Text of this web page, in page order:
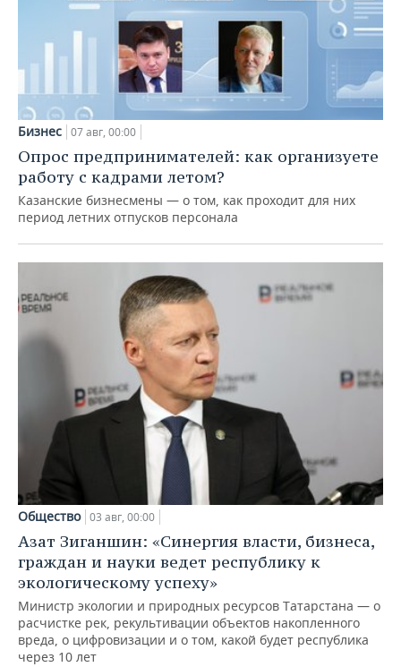
Бизнес 07 авг, 00:00
Опрос предпринимателей: как организуете
работу с кадрами летом?
Казанские бизнесмены — о том, как проходит для них
период летних отпусков персонала
Общество 03 авг, 00:00
Азат Зиганшин: «Синергия власти, бизнеса,
граждан и науки ведет республику к
экологическому успеху»
Министр экологии и природных ресурсов Татарстана — о
расчистке рек, рекультивации объектов накопленного
вреда, о цифровизации и о том, какой будет республика
через 10 лет